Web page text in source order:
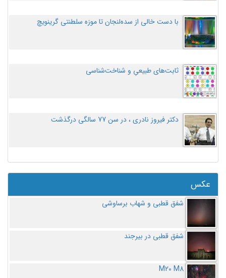
با دست خالی از سده‌لنجان تا موزه سلطنتی گرینویچ
ثابت‌های طبیعیِ و شناخت‌شناسی
دکتر فیروز نادری ، در سن 77 سالگی درگذشت
عکس
شفق قطبی و شهاب برساوشی
شفق قطبی در بیرجند
M20 M8